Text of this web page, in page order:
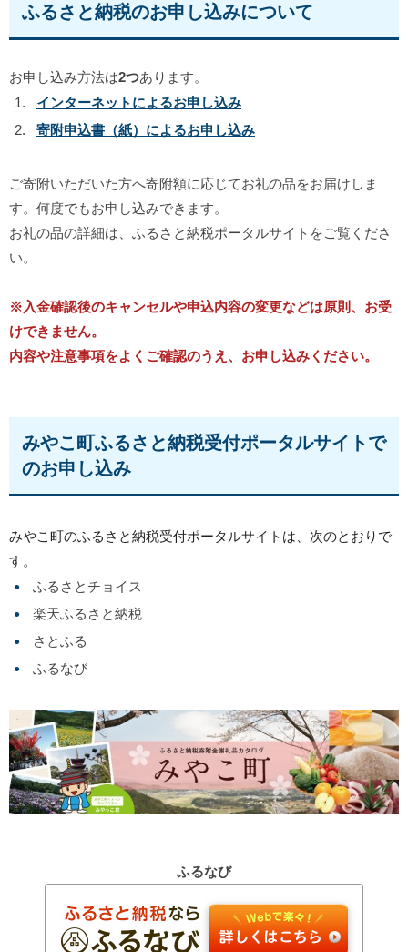
ふるさと納税のお申し込みについて
お申し込み方法は2つあります。
インターネットによるお申し込み
寄附申込書（紙）によるお申し込み
ご寄附いただいた方へ寄附額に応じてお礼の品をお届けしま
す。何度でもお申し込みできます。
お礼の品の詳細は、ふるさと納税ポータルサイトをご覧くださ
い。
※入金確認後のキャンセルや申込内容の変更などは原則、お受
けできません。
内容や注意事項をよくご確認のうえ、お申し込みください。
みやこ町ふるさと納税受付ポータルサイトで
のお申し込み
みやこ町のふるさと納税受付ポータルサイトは、次のとおりで
す。
ふるさとチョイス
楽天ふるさと納税
さとふる
ふるなび
ふるなび